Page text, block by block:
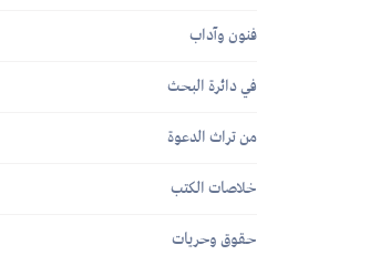
فنون وآداب
في دائرة البحث
من تراث الدعوة
خلاصات الكتب
حقوق وحريات